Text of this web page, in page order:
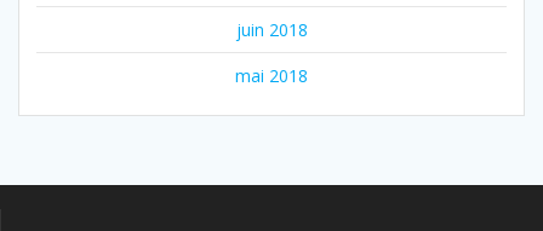
juin 2018
mai 2018